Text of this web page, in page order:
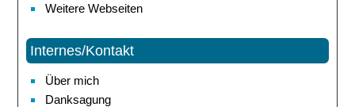
Weitere Webseiten
Internes/Kontakt
Über mich
Danksagung